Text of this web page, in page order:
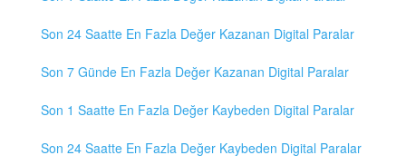
Son 24 Saatte En Fazla Değer Kazanan Digital Paralar
Son 7 Günde En Fazla Değer Kazanan Digital Paralar
Son 1 Saatte En Fazla Değer Kaybeden Digital Paralar
Son 24 Saatte En Fazla Değer Kaybeden Digital Paralar